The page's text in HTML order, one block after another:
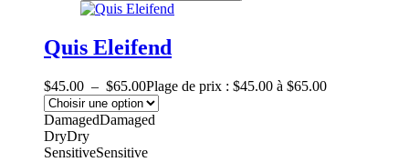
Quis Eleifend
$45.00 – $65.00Plage de prix : $45.00 à $65.00
DamagedDamaged
DryDry
SensitiveSensitive